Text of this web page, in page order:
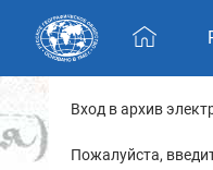
Skip navigation
Вход в архив
Пожалуйста,